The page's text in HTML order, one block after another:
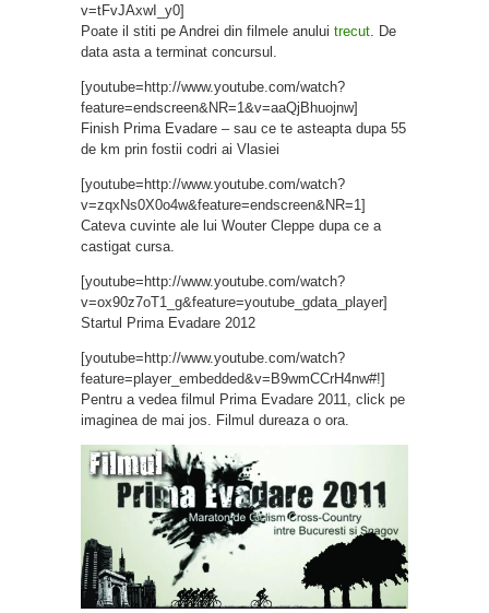
v=tFvJAxwI_y0]
Poate il stiti pe Andrei din filmele anului trecut. De
data asta a terminat concursul.
[youtube=http://www.youtube.com/watch?
feature=endscreen&NR=1&v=aaQjBhuojnw]
Finish Prima Evadare – sau ce te asteapta dupa 55
de km prin fostii codri ai Vlasiei
[youtube=http://www.youtube.com/watch?
v=zqxNs0X0o4w&feature=endscreen&NR=1]
Cateva cuvinte ale lui Wouter Cleppe dupa ce a
castigat cursa.
[youtube=http://www.youtube.com/watch?
v=ox90z7oT1_g&feature=youtube_gdata_player]
Startul Prima Evadare 2012
[youtube=http://www.youtube.com/watch?
feature=player_embedded&v=B9wmCCrH4nw#!]
Pentru a vedea filmul Prima Evadare 2011, click pe
imaginea de mai jos. Filmul dureaza o ora.